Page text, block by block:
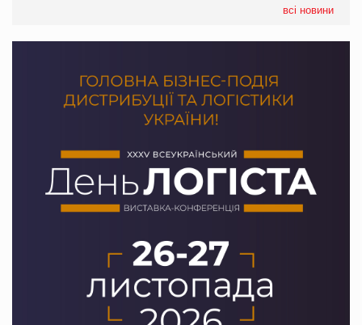
всі новини